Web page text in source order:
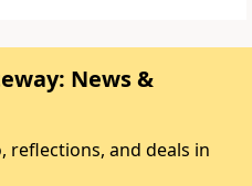
News &
reflections, and deals in